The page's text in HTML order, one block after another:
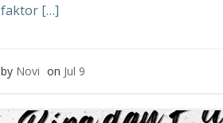
faktor […]
by Novi on Jul 9